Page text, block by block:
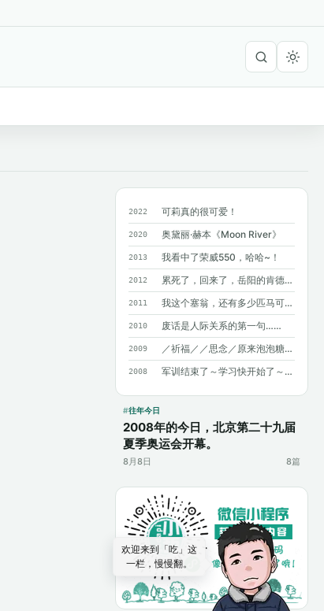
2022 可莉真的很可爱！
2020 奥黛丽·赫本《Moon River》
2013 我看中了荣威550，哈哈~！
2012 累死了，回来了，岳阳的肯德基附近没有麦...
2011 我这个塞翁，还有多少匹马可以丢掉呢？
2010 废话是人际关系的第一句……
2009 ／祈福／／思念／原来泡泡糖不能吞呀~
2008 军训结束了～学习快开始了～加油～加油～
往年今日
2008年的今日，北京第二十九届
夏季奥运会开幕。
8月8日 8篇
欢迎来到「吃」这
一栏，慢慢翻。